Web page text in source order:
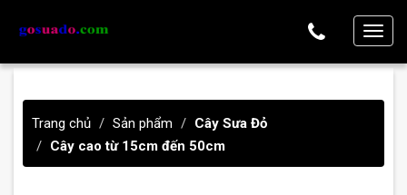
T
g
n
Trang chủ Sản phẩm
Cây Sưa Đỏ
Cây cao từ 15cm đến 50cm